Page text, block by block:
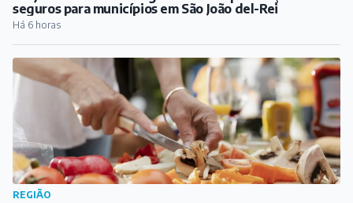
seguros para municípios em São João del-Rei
Há 6 horas
REGIÃO